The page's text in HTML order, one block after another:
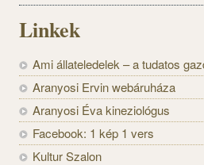
Linkek
Ami állateledelek – a tudatos
Aranyosi Ervin webáruháza
Aranyosi Éva kineziológus
Facebook: 1 kép 1 vers
Kultur Szalon